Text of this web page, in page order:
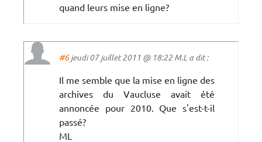
quand leurs mise en ligne?
#6jeudi 07 juillet 2011 @ 18:22 M.L a dit :
Il me semble que la mise en ligne des
archives du Vaucluse avait été
annoncée pour 2010. Que s'est-t-il
passé?
ML